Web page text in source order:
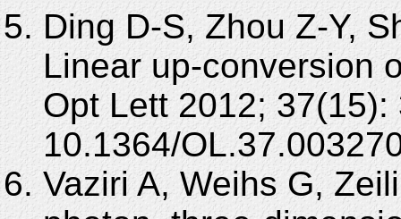
Ding D-S, Zhou Z-Y,
Linear up-conversion
Opt Lett 2012;
10.1364/
Vaziri A, Weihs G,